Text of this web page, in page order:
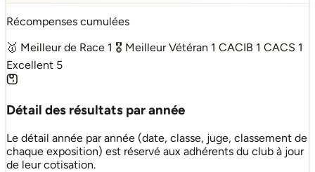
Récompenses cumulées
🥇 Meilleur de Race 1 🎖 Meilleur Vétéran 1 CACIB 1 CACS 1
Excellent 5
Détail des résultats par année
Le détail année par année (date, classe, juge, classement de
chaque exposition) est réservé aux adhérents du club à jour
de leur cotisation.